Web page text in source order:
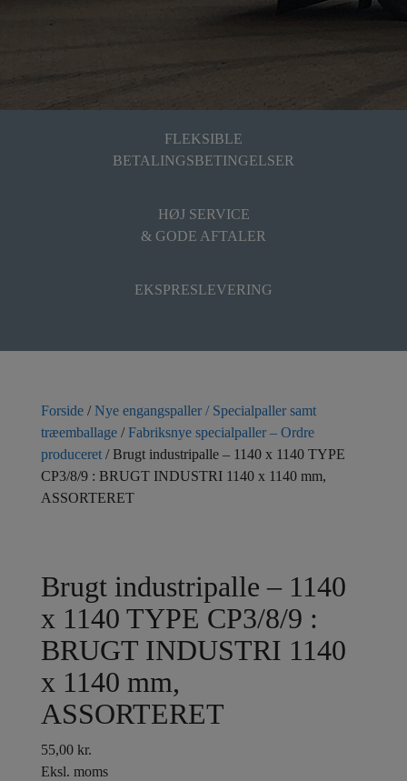
FLEKSIBLE
BETALINGSBETINGELSER
HØJ SERVICE
& GODE AFTALER
EKSPRESLEVERING
Forside /Nye engangspaller / Specialpaller samt
træemballage /Fabriksnye specialpaller – Ordre
produceret / Brugt industripalle – 1140 x 1140 TYPE
CP3/8/9 : BRUGT INDUSTRI 1140 x 1140 mm,
ASSORTERET
Brugt industripalle – 1140
x 1140 TYPE CP3/8/9 :
BRUGT INDUSTRI 1140
x 1140 mm,
ASSORTERET
55,00 kr.
Eksl. moms